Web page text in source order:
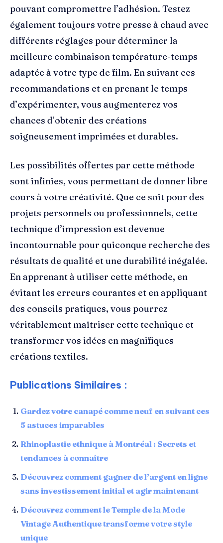
pouvant compromettre l’adhésion. Testez
également toujours votre presse à chaud avec
différents réglages pour déterminer la
meilleure combinaison température-temps
adaptée à votre type de film. En suivant ces
recommandations et en prenant le temps
d’expérimenter, vous augmenterez vos
chances d’obtenir des créations
soigneusement imprimées et durables.
Les possibilités offertes par cette méthode
sont infinies, vous permettant de donner libre
cours à votre créativité. Que ce soit pour des
projets personnels ou professionnels, cette
technique d’impression est devenue
incontournable pour quiconque recherche des
résultats de qualité et une durabilité inégalée.
En apprenant à utiliser cette méthode, en
évitant les erreurs courantes et en appliquant
des conseils pratiques, vous pourrez
véritablement maîtriser cette technique et
transformer vos idées en magnifiques
créations textiles.
Publications Similaires :
Gardez votre canapé comme neuf en suivant ces
5 astuces imparables
Rhinoplastie ethnique à Montréal : Secrets et
tendances à connaître
Découvrez comment gagner de l’argent en ligne
sans investissement initial et agir maintenant
Découvrez comment le Temple de la Mode
Vintage Authentique transforme votre style
unique